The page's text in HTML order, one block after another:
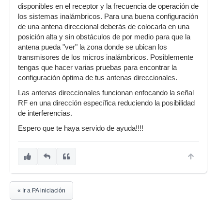
disponibles en el receptor y la frecuencia de operación de
los sistemas inalámbricos. Para una buena configuración
de una antena direccional deberás de colocarla en una
posición alta y sin obstáculos de por medio para que la
antena pueda "ver" la zona donde se ubican los
transmisores de los micros inalámbricos. Posiblemente
tengas que hacer varias pruebas para encontrar la
configuración óptima de tus antenas direccionales.
Las antenas direccionales funcionan enfocando la señal
RF en una dirección específica reduciendo la posibilidad
de interferencias.
Espero que te haya servido de ayuda!!!!
« Ir a PA iniciación